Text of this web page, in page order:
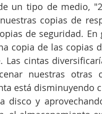
un tipo de medio,
copias de
de seguridad. En
copia de las copias
cintas
nuestras otras
está disminuyendo
disco y